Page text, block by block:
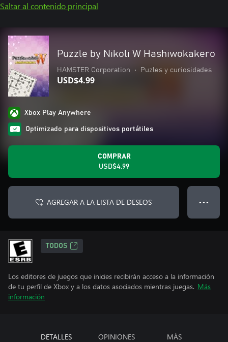
Saltar al contenido principal
Puzzle by Nikoli W Hashiwokakero
HAMSTER Corporation • Puzles y curiosidades
USD$4.99
Xbox Play Anywhere
Optimizado para dispositivos portátiles
COMPRAR
USD$4.99
AGREGAR A LA LISTA DE DESEOS ● ● ●
TODOS
Los editores de juegos que inicies recibirán acceso a la información
de tu perfil de Xbox y a los datos asociados mientras juegas. Más
información
DETALLES OPINIONES MÁS